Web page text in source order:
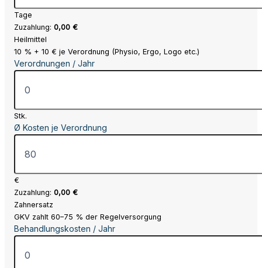
Tage
Zuzahlung: 0,00 €
Heilmittel
10 % + 10 € je Verordnung (Physio, Ergo, Logo etc.)
Verordnungen / Jahr
Stk.
Ø Kosten je Verordnung
€
Zuzahlung: 0,00 €
Zahnersatz
GKV zahlt 60–75 % der Regelversorgung
Behandlungskosten / Jahr